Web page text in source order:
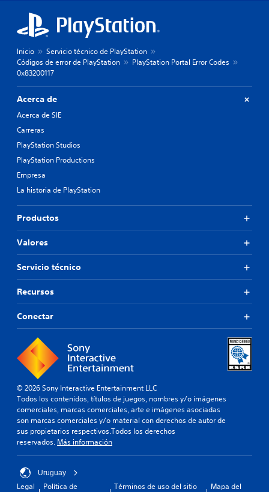
Inicio
Servicio técnico de PlayStation
Códigos de error de PlayStation
PlayStation Portal Error Codes
0x83200117
Acerca de
Acerca de SIE
Carreras
PlayStation Studios
PlayStation Productions
Empresa
La historia de PlayStation
Productos
Valores
Servicio técnico
Recursos
Conectar
© 2026 Sony Interactive Entertainment LLC
Todos los contenidos, títulos de juegos, nombres y/o imágenes
comerciales, marcas comerciales, arte e imágenes asociadas
son marcas comerciales y/o material con derechos de autor de
sus propietarios respectivos.Todos los derechos
reservados. Más información
Uruguay
Legal Política de Términos de uso del sitio Mapa del